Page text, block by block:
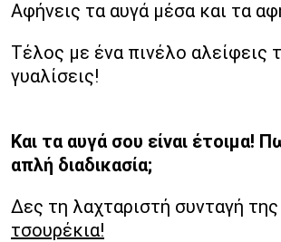
Αφήνεις τα αυγά μέσα και τα
Τέλος με ένα πινέλο αλείφεις
γυαλίσεις!
Και τα αυγά σου είναι έτοιμα!
απλή διαδικασία;
Δες τη λαχταριστή συνταγή της
τσουρέκια!